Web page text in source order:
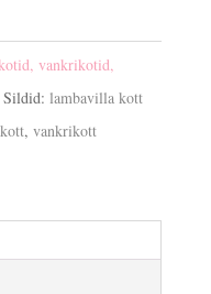
vankrikotid,
Sildid: lambavilla kott
, vankrikott